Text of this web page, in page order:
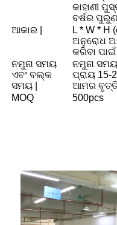
କାହାଣୀ
ବର୍ଷର
ଆକାର |
L * W * H
ଅନୁରୋଧ
କରିବା
ନମୁନା ସମୟ
ଏବଂ ବଲ୍କ
ସମୟ |
ନମୁନା
ପ୍ରାୟ 15-
ଆମର
MOQ
500pcs